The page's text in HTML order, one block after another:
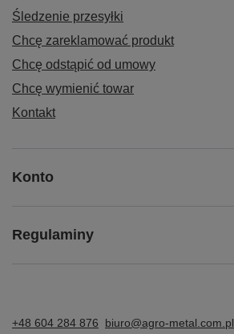
Śledzenie przesyłki
Chcę zareklamować produkt
Chcę odstąpić od umowy
Chcę wymienić towar
Kontakt
Konto
Regulaminy
+48 604 284 876 biuro@agro-metal.com.pl